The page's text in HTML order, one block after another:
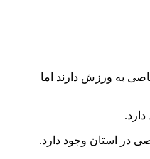
به ورزش دارند اما